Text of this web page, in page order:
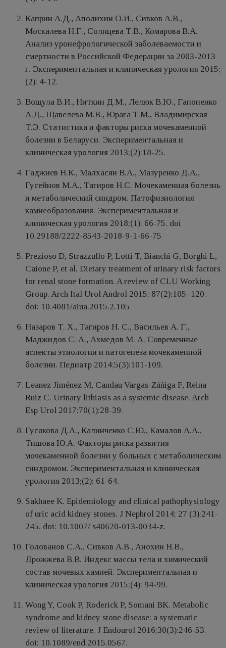
Каприн А.Д., Аполихин О.И., Сивков А.В.,
Москалева Н.Г., Солнцева Т.В., Комарова В.А.
Анализ уронефрологической заболеваемости и
смертности в Российской Федерации за 2003-2013
г. Экспериментальная и клиническая урология 2015;
(2): 4-12.
Вощула В.И., Ниткин Д.М., Лелюк В.Ю., Гапоненко
А.Д., Щавелева М.В., Юрага Т.М., Владимирская
Т.Э. Статистика и факторы риска мочекаменной
болезни в Беларуси. Экспериментальная и
клиническая урология 2013;(2):18-25.
Гаджиев Н.К., Малхасян В.А., Мазуренко Д.А.,
Гусейнов М.А., Тагиров Н.С. Мочекаменная болезнь
и метаболический синдром. Патофизиология
камнеобразования. Экспериментальная и
клиническая урология 2018;(1): 66-75. doi
10.29188/2222-8543-2018-9-1-66-75
Prezioso D, Strazzullo P, Lotti T, Bianchi G, Borghi L,
Caione P, et al. Dietary treatment of urinary risk factors
for renal stone formation. A review of CLU Working
Group. Arch Ital Urol Androl 2015; 87(2):105–120.
doi: 10.4081/aiua.2015.2.105
Назаров Т. Х., Тагиров Н. С., Васильев А. Г.,
Маджидов С. А., Ахмедов М. А. Современные
аспекты этиологии и патогенеза мочекаменной
болезни. Педиатр 2014;5(3):101-109.
Leanez Jiménez M, Candau Vargas-Zúñiga F, Reina
Ruiz C. Urinary lithiasis as a systemic disease. Arch
Esp Urol 2017;70(1):28-39.
Гусакова Д.А., Калинченко С.Ю., Камалов А.А.,
Тишова Ю.А. Факторы риска развития
мочекаменной болезни у больных с метаболическим
синдромом. Экспериментальная и клиническая
урология 2013;(2): 61-64.
Sakhaee K. Epidemiology and clinical pathophysiology
of uric acid kidney stones. J Nephrol 2014; 27 (3):241-
245. doi: 10.1007/ s40620-013-0034-z.
Голованов С.А., Сивков А.В., Анохин Н.В.,
Дрожжева В.В. Индекс массы тела и химический
состав мочевых камней. Экспериментальная и
клиническая урология 2015;(4): 94-99.
Wong Y, Cook P, Roderick P, Somani BK. Metabolic
syndrome and kidney stone disease: a systematic
review of literature. J Endourol 2016;30(3):246-53.
doi: 10.1089/end.2015.0567.